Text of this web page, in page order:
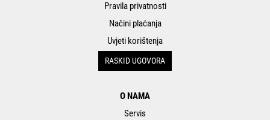
Pravila privatnosti
Načini plaćanja
Uvjeti korištenja
RASKID UGOVORA
O NAMA
Servis